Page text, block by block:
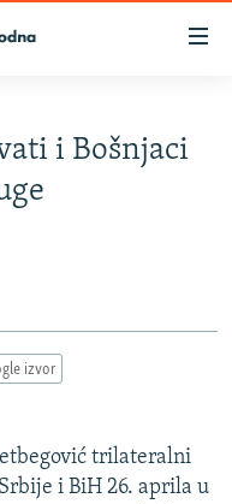
i Bošnjaci
izvor
trilateralni
i BiH 26. aprila u